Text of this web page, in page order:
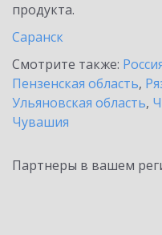
продукта.
Саранск
Смотрите также:
Пензенская область,
Ульяновская область,
Чувашия
Партнеры в вашем